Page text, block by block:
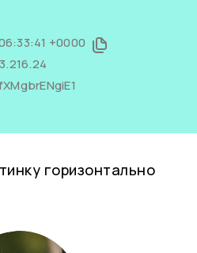
+0000
горизонтально